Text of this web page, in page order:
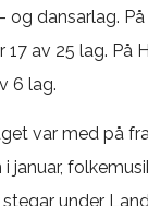
og dansarlag.
17 av 25 lag. På
6 lag.
var med på
januar,
under